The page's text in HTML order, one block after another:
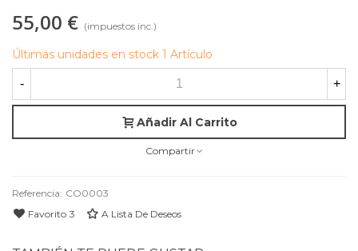
55,00 € (impuestos inc.)
Últimas unidades en stock 1 Artículo
- +
Añadir Al Carrito
Compartir
Referencia: CO0003
Favorito 3 A Lista De Deseos